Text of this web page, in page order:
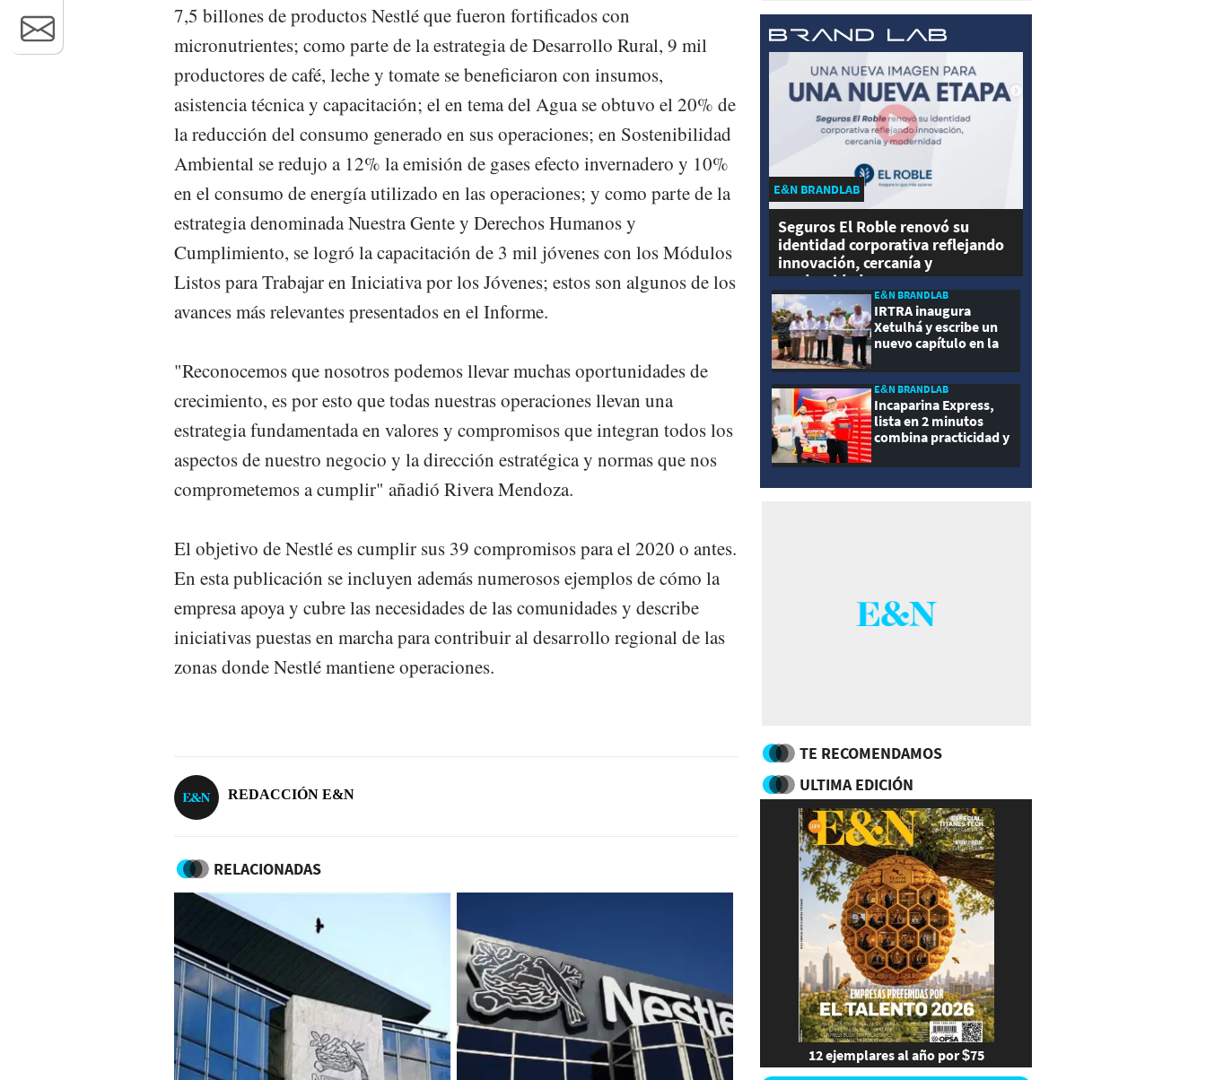
7,5 billones de productos Nestlé que fueron fortificados con
micronutrientes; como parte de la estrategia de Desarrollo Rural, 9 mil
productores de café, leche y tomate se beneficiaron con insumos,
asistencia técnica y capacitación; el en tema del Agua se obtuvo el 20% de
la reducción del consumo generado en sus operaciones; en Sostenibilidad
Ambiental se redujo a 12% la emisión de gases efecto invernadero y 10%
en el consumo de energía utilizado en las operaciones; y como parte de la
estrategia denominada Nuestra Gente y Derechos Humanos y
Cumplimiento, se logró la capacitación de 3 mil jóvenes con los Módulos
Listos para Trabajar en Iniciativa por los Jóvenes; estos son algunos de los
avances más relevantes presentados en el Informe.
"Reconocemos que nosotros podemos llevar muchas oportunidades de
crecimiento, es por esto que todas nuestras operaciones llevan una
estrategia fundamentada en valores y compromisos que integran todos los
aspectos de nuestro negocio y la dirección estratégica y normas que nos
comprometemos a cumplir" añadió Rivera Mendoza.
El objetivo de Nestlé es cumplir sus 39 compromisos para el 2020 o antes.
En esta publicación se incluyen además numerosos ejemplos de cómo la
empresa apoya y cubre las necesidades de las comunidades y describe
iniciativas puestas en marcha para contribuir al desarrollo regional de las
zonas donde Nestlé mantiene operaciones.
REDACCIÓN E&N
RELACIONADAS
E&N BRANDLAB
Seguros El Roble renovó su
identidad corporativa reflejando
innovación, cercanía y
modernidad
E&N BRANDLAB
IRTRA inaugura
Xetulhá y escribe un
nuevo capítulo en la
recreación de
Guatemala
E&N BRANDLAB
Incaparina Express,
lista en 2 minutos
combina practicidad y
TE RECOMENDAMOS
ULTIMA EDICIÓN
12 ejemplares al año por $75